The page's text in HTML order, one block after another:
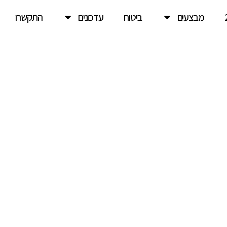
מבצעים ביטוח עדכונים התקשרו